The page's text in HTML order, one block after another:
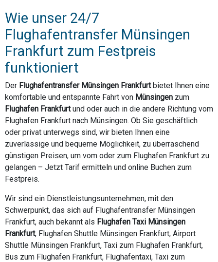
Wie unser 24/7
Flughafentransfer Münsingen
Frankfurt zum Festpreis
funktioniert
Der Flughafentransfer Münsingen Frankfurtbietet Ihnen eine
komfortable und entspannte Fahrt von Münsingen zum
Flughafen Frankfurtund oder auch in die andere Richtung vom
Flughafen Frankfurt nach Münsingen. Ob Sie geschäftlich
oder privat unterwegs sind, wir bieten Ihnen eine
zuverlässige und bequeme Möglichkeit, zu überraschend
günstigen Preisen, um vom oder zum Flughafen Frankfurt zu
gelangen – Jetzt Tarif ermitteln und online Buchen zum
Festpreis.
Wir sind ein Dienstleistungsunternehmen, mit den
Schwerpunkt, das sich auf Flughafentransfer Münsingen
Frankfurt, auch bekannt als Flughafen Taxi Münsingen
Frankfurt, Flughafen Shuttle Münsingen Frankfurt, Airport
Shuttle Münsingen Frankfurt, Taxi zum Flughafen Frankfurt,
Bus zum Flughafen Frankfurt, Flughafentaxi, Taxi zum